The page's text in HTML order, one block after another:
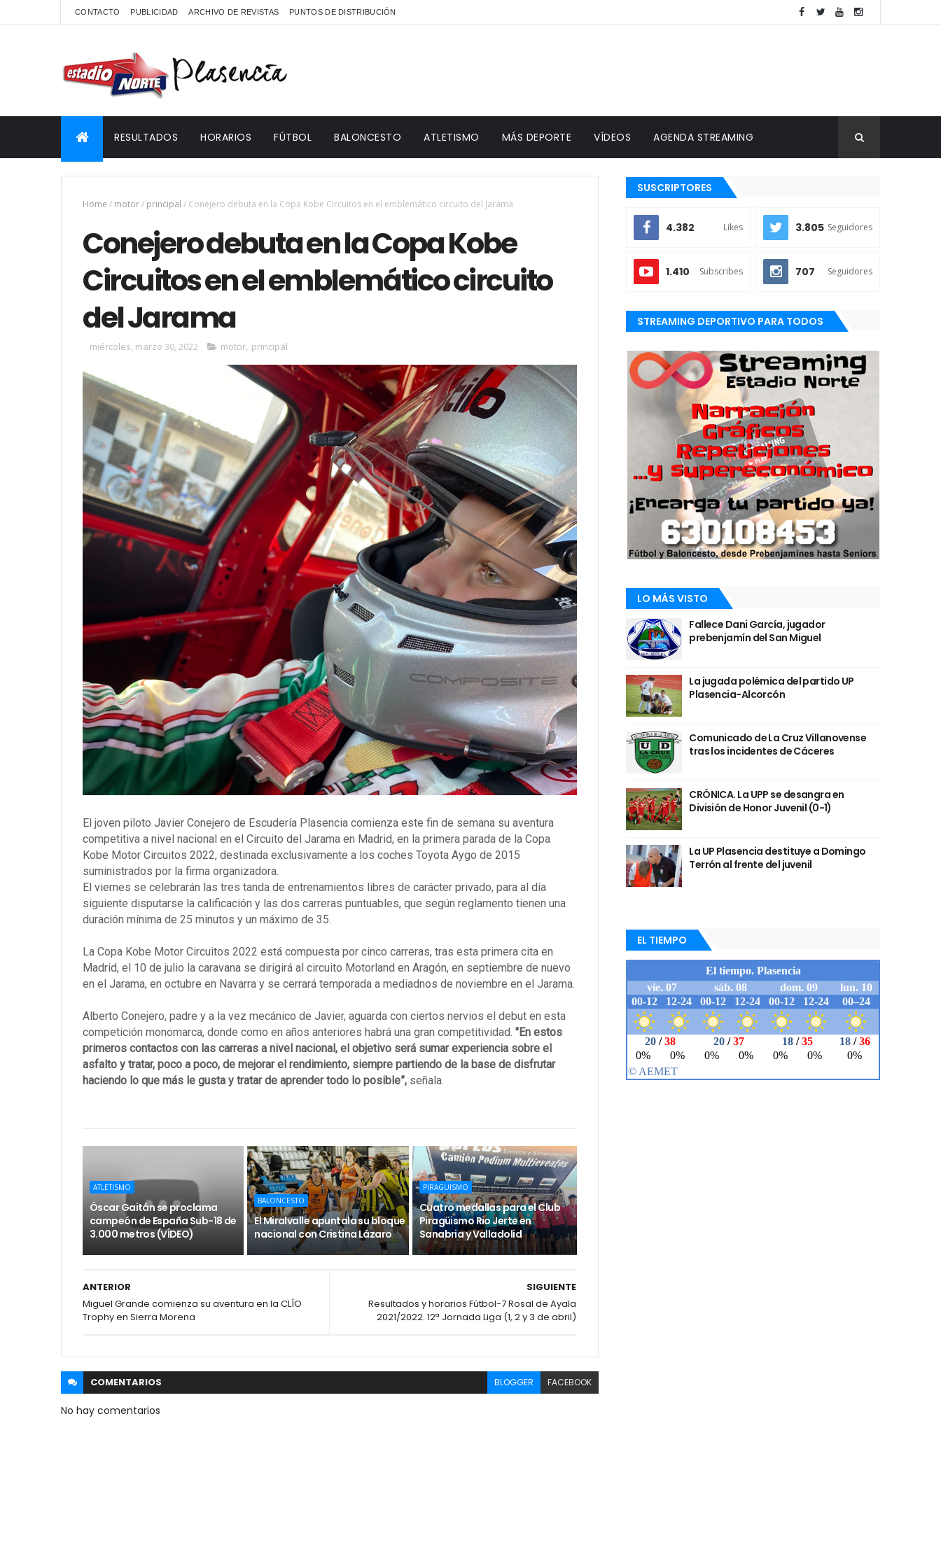
CONTACTO PUBLICIDAD ARCHIVO DE REVISTAS PUNTOS DE DISTRIBUCIÓN
RESULTADOS HORARIOS FÚTBOL BALONCESTO ATLETISMO MÁS DEPORTE VÍDEOS AGENDA STREAMING
Home / motor/ principal / Conejero debuta en la Copa Kobe Circuitos en el emblemático circuito del Jarama
Conejero debuta en la Copa Kobe
Circuitos en el emblemático circuito
del Jarama
miércoles, marzo 30, 2022 motor, principal
El joven piloto Javier Conejero de Escudería Plasencia comienza este fin de semana su aventura
competitiva a nivel nacional en el Circuito del Jarama en Madrid, en la primera parada de la Copa
Kobe Motor Circuitos 2022, destinada exclusivamente a los coches Toyota Aygo de 2015
suministrados por la firma organizadora.
El viernes se celebrarán las tres tanda de entrenamientos libres de carácter privado, para al día
siguiente disputarse la calificación y las dos carreras puntuables, que según reglamento tienen una
duración mínima de 25 minutos y un máximo de 35.
La Copa Kobe Motor Circuitos 2022 está compuesta por cinco carreras, tras esta primera cita en
Madrid, el 10 de julio la caravana se dirigirá al circuito Motorland en Aragón, en septiembre de nuevo
en el Jarama, en octubre en Navarra y se cerrará temporada a mediadnos de noviembre en el Jarama.
Alberto Conejero, padre y a la vez mecánico de Javier, aguarda con ciertos nervios el debut en esta
competición monomarca, donde como en años anteriores habrá una gran competitividad. "En estos
primeros contactos con las carreras a nivel nacional, el objetivo será sumar experiencia sobre el
asfalto y tratar, poco a poco, de mejorar el rendimiento, siempre partiendo de la base de disfrutar
haciendo lo que más le gusta y tratar de aprender todo lo posible”, señala.
ATLETISMO
Óscar Gaitán se proclama
campeón de España Sub-18 de
3.000 metros (VÍDEO)
BALONCESTO
El Miralvalle apuntala su bloque
nacional con Cristina Lázaro
PIRAGUISMO
Cuatro medallas para el Club
Piragüismo Rio Jerte en
Sanabria y Valladolid
SIGUIENTE
Resultados y horarios Fútbol-7 Rosal de Ayala
2021/2022. 12ª Jornada Liga (1, 2 y 3 de abril)
ANTERIOR
Miguel Grande comienza su aventura en la CLÍO
Trophy en Sierra Morena
COMENTARIOS BLOGGER FACEBOOK
No hay comentarios
SUSCRIPTORES
4.382 Likes 3.805 Seguidores
1.410 Subscribes 707 Seguidores
STREAMING DEPORTIVO PARA TODOS
LO MÁS VISTO
Fallece Dani García, jugador
prebenjamín del San Miguel
La jugada polémica del partido UP
Plasencia-Alcorcón
Comunicado de La Cruz Villanovense
tras los incidentes de Cáceres
CRÓNICA. La UPP se desangra en
División de Honor Juvenil (0-1)
La UP Plasencia destituye a Domingo
Terrón al frente del juvenil
EL TIEMPO